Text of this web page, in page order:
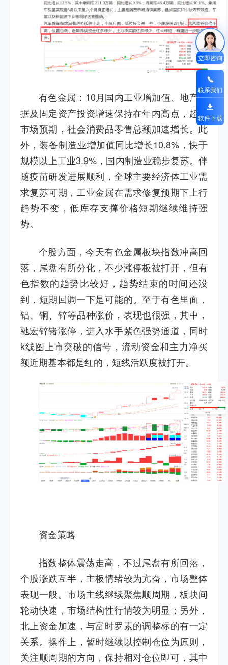
有色金属： 10月国内工业增加值、地产数
据及固定资产投资增速保持在年内高点，超出
市场预期，社会消费品零售总额加速增长。此
外，装备制造业增加值同比增长10.8% ，快于
规模以上工业3.9% ，国内制造业稳步复苏。伴
随疫苗研发进展顺利，全球主要经济体工业需
求复苏可期，工业金属在需求修复预期下上行
趋势不变，低库存支撑价格短期继续维持强
势。
个股方面，今天有色金属板块指数冲高回
落，尾盘有所分化，不少涨停板被打开，但有
色指数的趋势比较好，趋势结束的时间还没
到，短期回调一下是可能的。至于有色里面，
铝、铜、锌等品种涨价，表现也很强，其中，
驰宏锌锗涨停，进入水手紫色强势通道，同时
k线图上市突破的信号，流动资金和主力净买
额近期基本都是红的，短线活跃度被打开。
资金策略
指数整体震荡走高，不过尾盘有所回落，
个股涨跌互半，主板情绪较为亢奋，市场整体
表现一般。市场主线继续聚焦顺周期，板块间
轮动快速，市场结构性行情较为明显；另外，
北上资金加速，与富时罗素的调整标的有一定
关系。操作上，暂时继续以控制仓位为原则，
关注顺周期的方向，保持相对仓位即可，其中
立即咨询
联系我们
软件下载